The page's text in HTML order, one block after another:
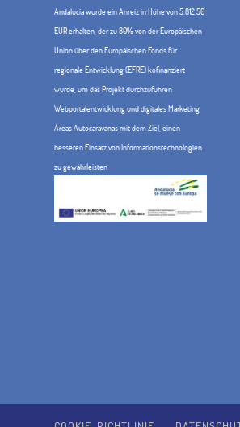
Andalucía wurde ein Anreiz in Höhe von 5.812,50
EUR erhalten, der zu 80% von der Europäischen
Union über den Europäischen Fonds für
regionale Entwicklung (EFRE) kofinanziert
wurde, um das Projekt durchzuführen
Webportalentwicklung und digitales Marketing
Áreas Autocaravanas mit dem Ziel, einen
besseren Einsatz von Informationstechnologien
zu gewährleisten